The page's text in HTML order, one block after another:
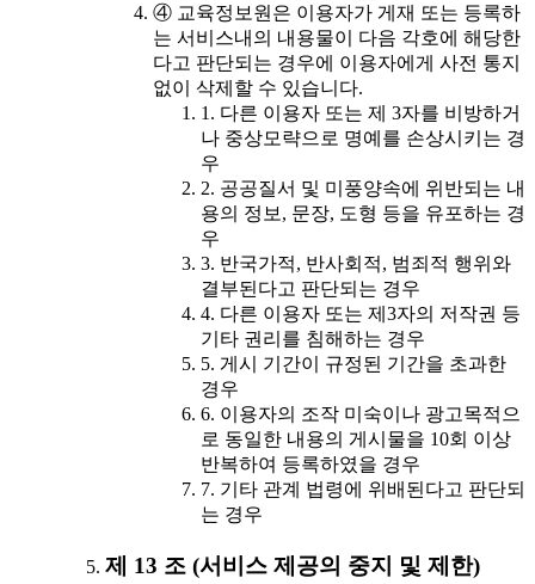
④ 교육정보원은 이용자가 게재 또는 등록하
는 서비스내의 내용물이 다음 각호에 해당한
다고 판단되는 경우에 이용자에게 사전 통지
없이 삭제할 수 있습니다.
1. 다른 이용자 또는 제 3자를 비방하거
나 중상모략으로 명예를 손상시키는 경
우
2. 공공질서 및 미풍양속에 위반되는 내
용의 정보, 문장, 도형 등을 유포하는 경
우
3. 반국가적, 반사회적, 범죄적 행위와
결부된다고 판단되는 경우
4. 다른 이용자 또는 제3자의 저작권 등
기타 권리를 침해하는 경우
5. 게시 기간이 규정된 기간을 초과한
경우
6. 이용자의 조작 미숙이나 광고목적으
로 동일한 내용의 게시물을 10회 이상
반복하여 등록하였을 경우
7. 기타 관계 법령에 위배된다고 판단되
는 경우
제 13 조 (서비스 제공의 중지 및 제한)